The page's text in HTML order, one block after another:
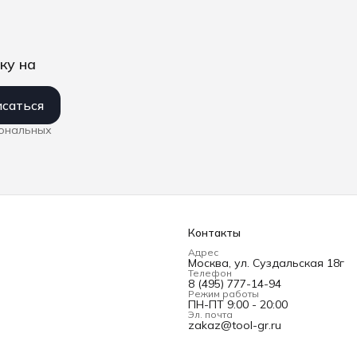
на
Контакты
Адрес
Москва, ул. Суздальская 18г
Телефон
8 (495) 777-14-94
Режим работы
ПН-ПТ 9:00 - 20:00
Эл. почта
zakaz@tool-gr.ru